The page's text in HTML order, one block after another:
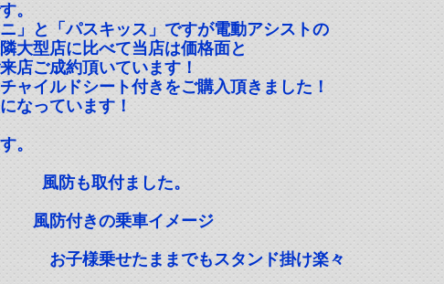
。
」と「パスキッス」ですが電動アシストの
大型店に比べて当店は価格面と
店ご成約頂いています！
ャイルドシート付きをご購入頂きました！
なっています！
。
風防も取付ました。
防付きの乗車イメージ
お子様乗せたままでもスタンド掛け楽々